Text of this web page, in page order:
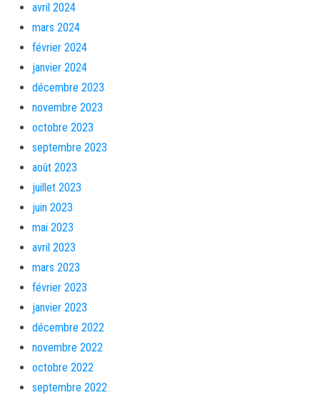
avril 2024
mars 2024
février 2024
janvier 2024
décembre 2023
novembre 2023
octobre 2023
septembre 2023
août 2023
juillet 2023
juin 2023
mai 2023
avril 2023
mars 2023
février 2023
janvier 2023
décembre 2022
novembre 2022
octobre 2022
septembre 2022